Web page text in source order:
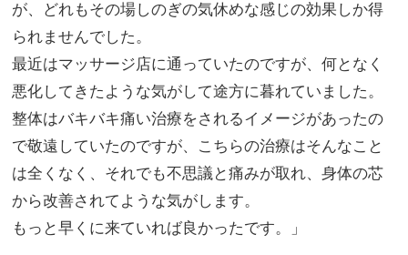
が、どれもその場しのぎの気休めな感じの効果しか得
られませんでした。
最近はマッサージ店に通っていたのですが、何となく
悪化してきたような気がして途方に暮れていました。
整体はバキバキ痛い治療をされるイメージがあったの
で敬遠していたのですが、こちらの治療はそんなこと
は全くなく、それでも不思議と痛みが取れ、身体の芯
から改善されてような気がします。
もっと早くに来ていれば良かったです。」